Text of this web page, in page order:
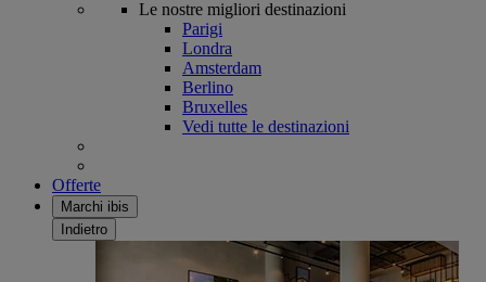
Le nostre migliori destinazioni
Parigi
Londra
Amsterdam
Berlino
Bruxelles
Vedi tutte le destinazioni
Offerte
Marchi ibis
Indietro